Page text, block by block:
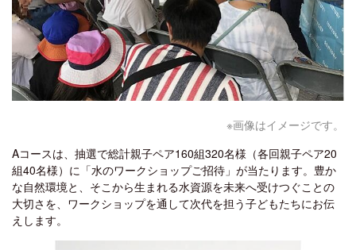
※画像はイメージです。
Aコースは、抽選で総計親子ペア160組320名様（各回親子ペア20
組40名様）に「水のワークショップご招待」が当たります。豊か
な自然環境と、そこから生まれる水資源を未来へ受けつぐことの
大切さを、ワークショップを通して次代を担う子どもたちにお伝
えします。